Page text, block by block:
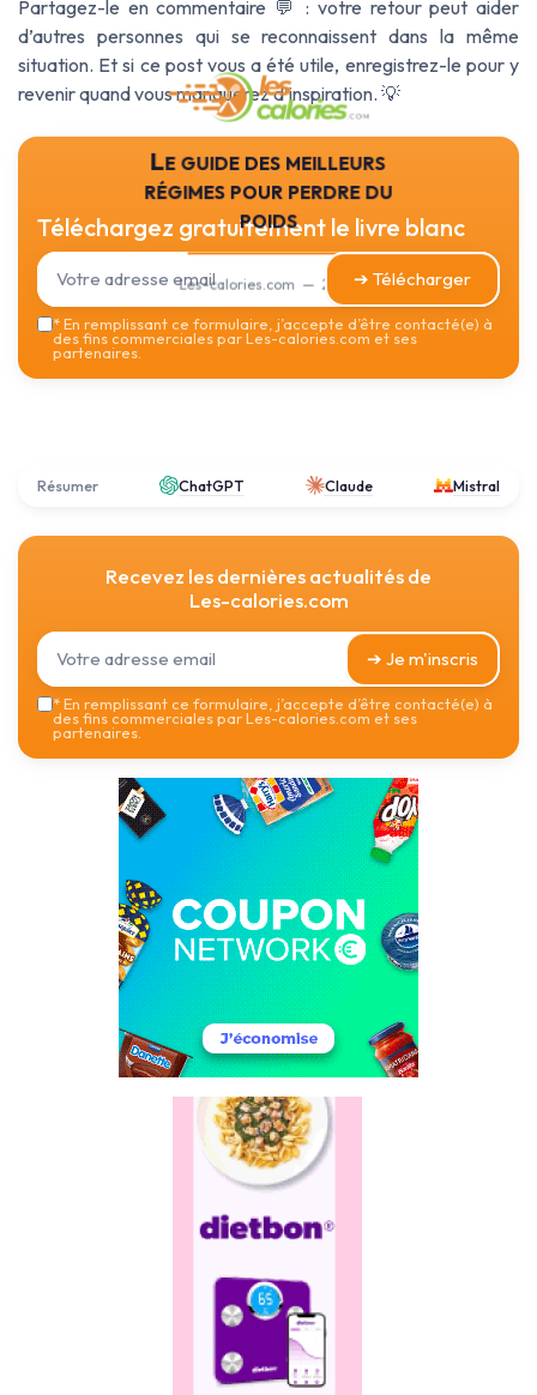
Partagez-le en commentaire 💬 : votre retour peut aider
d’autres personnes qui se reconnaissent dans la même
situation. Et si ce post vous a été utile, enregistrez-le pour y
revenir quand vous manquerez d’inspiration. 💡
Le guide des meilleurs
régimes pour perdre du
poids
Les-calories.com — 2026
Téléchargez gratuitement le livre blanc
➔ Télécharger
*En remplissant ce formulaire, j’accepte d’être contacté(e) à
des fins commerciales par Les-calories.com et ses
partenaires.
Résumer ChatGPT Claude Mistral
Recevez les dernières actualités de
Les-calories.com
➔ Je m'inscris
*En remplissant ce formulaire, j’accepte d’être contacté(e) à
des fins commerciales par Les-calories.com et ses
partenaires.